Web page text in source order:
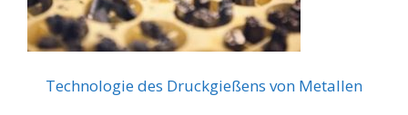
Technologie des Druckgießens von Metallen